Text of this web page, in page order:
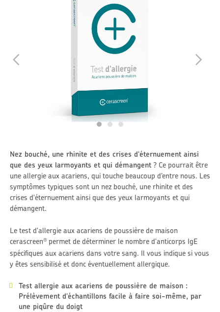
Nez bouché, une rhinite et des crises d'éternuement ainsi
que des yeux larmoyants et qui démangent ? Ce pourrait être
une allergie aux acariens, qui touche beaucoup d’entre nous. Les
symptômes typiques sont un nez bouché, une rhinite et des
crises d'éternuement ainsi que des yeux larmoyants et qui
démangent.
Le test d'allergie aux acariens de poussière de maison
cerascreen® permet de déterminer le nombre d'anticorps IgE
spécifiques aux acariens dans votre sang. Il vous indique si vous
y êtes sensibilisé et donc éventuellement allergique.
Test allergie aux acariens de poussière de maison :
Prélèvement d'échantillons facile à faire soi-même, par
une piqûre du doigt